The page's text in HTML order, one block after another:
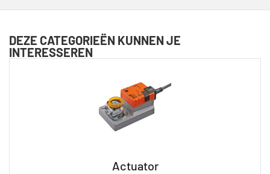
DEZE CATEGORIEËN KUNNEN JE
INTERESSEREN
Actuator